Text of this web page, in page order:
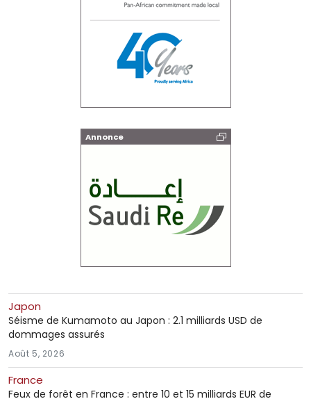
Annonce
Japon
Séisme de Kumamoto au Japon : 2.1 milliards USD de
dommages assurés
Août 5, 2026
France
Feux de forêt en France : entre 10 et 15 milliards EUR de